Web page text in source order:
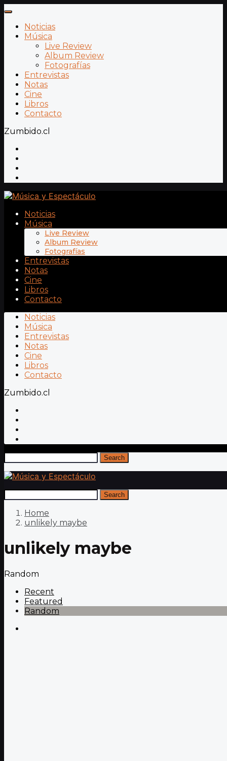
Noticias
Música
Live Review
Album Review
Fotografías
Entrevistas
Notas
Cine
Libros
Contacto
Zumbido.cl
Noticias
Música
Live Review
Album Review
Fotografías
Entrevistas
Notas
Cine
Libros
Contacto
Noticias
Música
Entrevistas
Notas
Cine
Libros
Contacto
Zumbido.cl
Search
Search
Home
unlikely maybe
unlikely maybe
Random
Recent
Featured
Random